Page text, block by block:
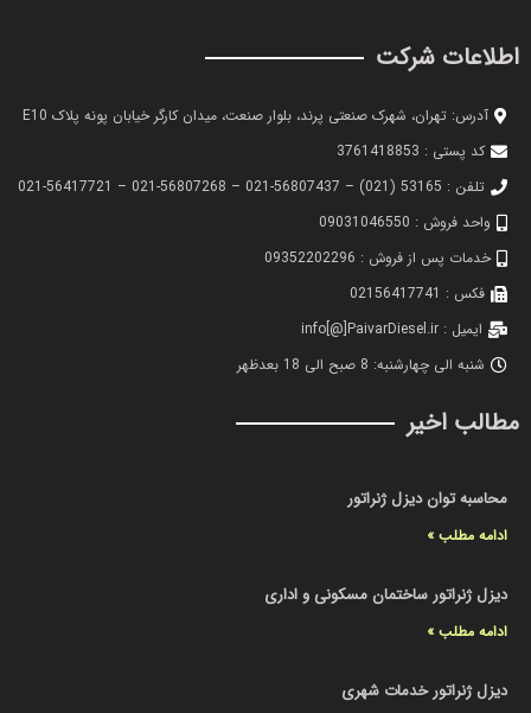
اطلاعات شرکت
آدرس: تهران، شهرک صنعتی پرند، بلوار صنعت، میدان کارگر خیابان پونه پلاک E10
کد پستی : 3761418853
تلفن : 53165 (021) – 56807437-021 – 56807268-021 – 56417721-021
واحد فروش : 09031046550
خدمات پس از فروش : 09352202296
فکس : 02156417741
ایمیل : info[@]PaivarDiesel.ir
شنبه الی چهارشنبه: 8 صبح الی 18 بعدظهر
مطالب اخیر
محاسبه توان دیزل ژنراتور
ادامه مطلب »
دیزل ژنراتور ساختمان مسکونی و اداری
ادامه مطلب »
دیزل ژنراتور خدمات شهری